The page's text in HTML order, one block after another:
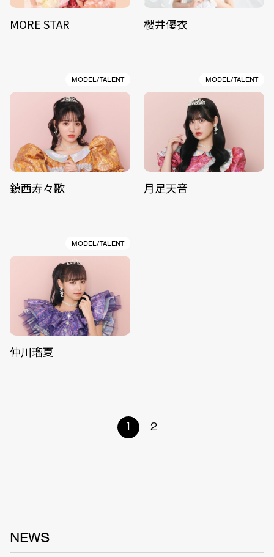
MORE STAR 櫻井優衣
MODEL/TALENT
鎮西寿々歌
MODEL/TALENT
月足天音
MODEL/TALENT
仲川瑠夏
1 2
NEWS